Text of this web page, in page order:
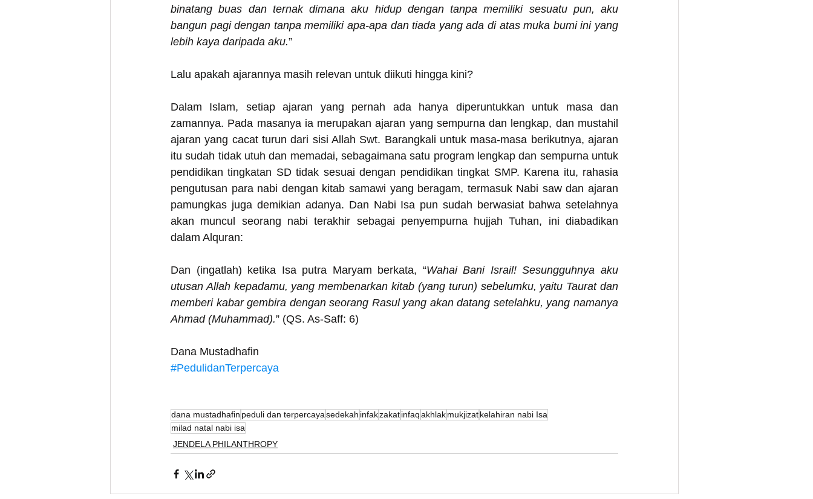
binatang buas dan ternak dimana aku hidup dengan tanpa memiliki sesuatu pun, aku
bangun pagi dengan tanpa memiliki apa-apa dan tiada yang ada di atas muka bumi ini yang
lebih kaya daripada aku.”
Lalu apakah ajarannya masih relevan untuk diikuti hingga kini?
Dalam Islam, setiap ajaran yang pernah ada hanya diperuntukkan untuk masa dan
zamannya. Pada masanya ia merupakan ajaran yang sempurna dan lengkap, dan mustahil
ajaran yang cacat turun dari sisi Allah Swt. Barangkali untuk masa-masa berikutnya, ajaran
itu sudah tidak utuh dan memadai, sebagaimana satu program lengkap dan sempurna untuk
pendidikan tingkatan SD tidak sesuai dengan pendidikan tingkat SMP. Karena itu, rahasia
pengutusan para nabi dengan kitab samawi yang beragam, termasuk Nabi saw dan ajaran
pamungkas juga demikian adanya. Dan Nabi Isa pun sudah berwasiat bahwa setelahnya
akan muncul seorang nabi terakhir sebagai penyempurna hujjah Tuhan, ini diabadikan
dalam Alquran:
Dan (ingatlah) ketika Isa putra Maryam berkata, “Wahai Bani Israil! Sesungguhnya aku
utusan Allah kepadamu, yang membenarkan kitab (yang turun) sebelumku, yaitu Taurat dan
memberi kabar gembira dengan seorang Rasul yang akan datang setelahku, yang namanya
Ahmad (Muhammad).” (QS. As-Saff: 6)
Dana Mustadhafin
#PedulidanTerpercaya
dana mustadhafin peduli dan terpercayasedekah infakzakatinfaqakhlakmukjizatkelahiran nabi Isa
milad natal nabi isa
JENDELA PHILANTHROPY